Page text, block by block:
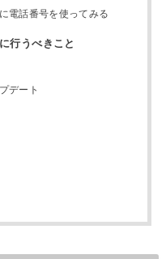
電話番号を使ってみる
行うべきこと
デート